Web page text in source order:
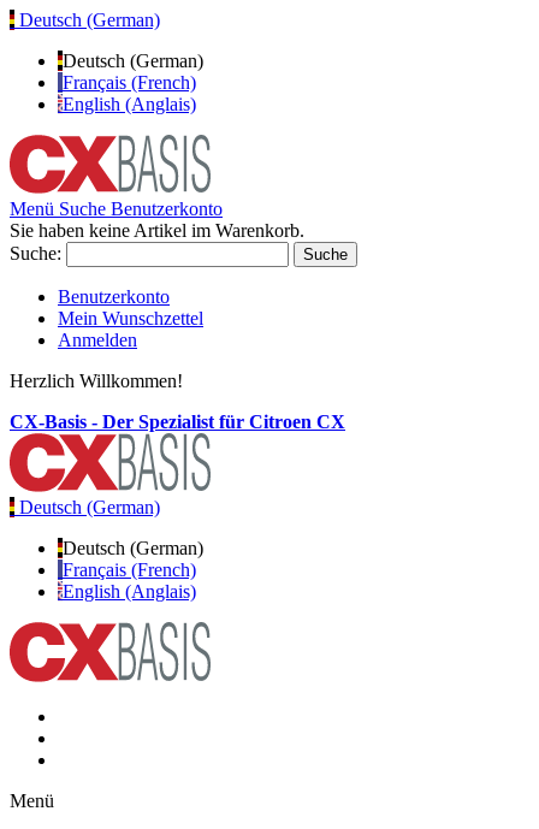
Deutsch (German)
Deutsch (German)
Français (French)
English (Anglais)
Menü Suche Benutzerkonto
Sie haben keine Artikel im Warenkorb.
Suche:
Suche
Benutzerkonto
Mein Wunschzettel
Anmelden
Herzlich Willkommen!
CX-Basis - Der Spezialist für Citroen CX
Deutsch (German)
Deutsch (German)
Français (French)
English (Anglais)
Menü